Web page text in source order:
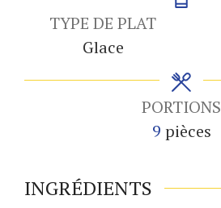
TYPE DE PLAT
Glace
PORTIONS
9 pièces
INGRÉDIENTS